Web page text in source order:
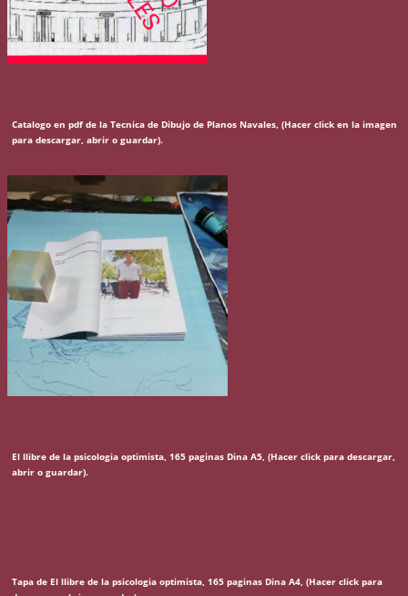
Catalogo en pdf de la Tecnica de Dibujo de Planos Navales, (Hacer click en la imagen
para descargar, abrir o guardar).
El llibre de la psicologia optimista, 165 paginas Dina A5, (Hacer click para descargar,
abrir o guardar).
Tapa de El llibre de la psicologia optimista, 165 paginas Dina A4, (Hacer click para